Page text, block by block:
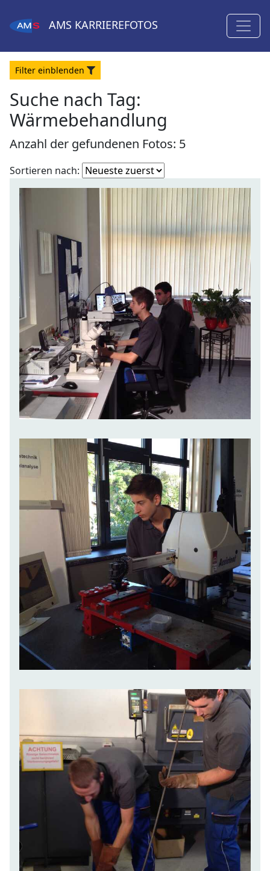
AMS KARRIEREFOTOS
Filter einblenden
Suche nach Tag:
Wärmebehandlung
Anzahl der gefundenen Fotos: 5
Sortieren nach: